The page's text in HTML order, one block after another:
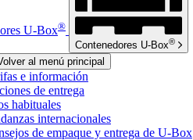
U-Box®
Contenedores U-Box®
al menú principal
e información
de entrega
habituales
internacionales
de empaque y entrega de U-Box